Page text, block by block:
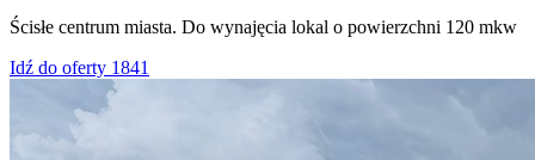
Ścisłe centrum miasta. Do wynajęcia lokal o powierzchni 120 mkw
Idź do oferty 1841